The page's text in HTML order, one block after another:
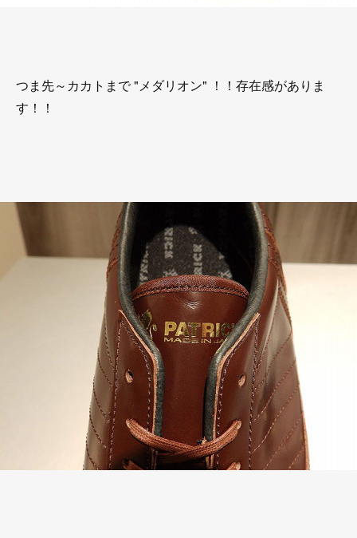
つま先～カカトまで "メダリオン" ！！存在感がありま
す！！